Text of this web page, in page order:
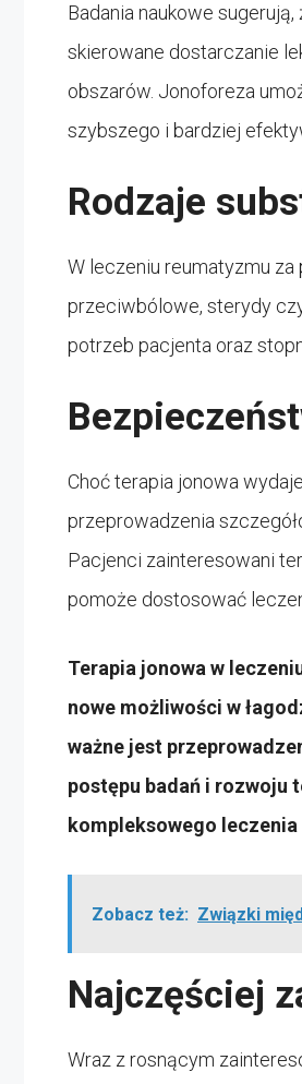
Badania naukowe
skierowane dostarczanie
obszarów. Jonoforeza
szybszego i bardziej
Rodzaje
W leczeniu reumatyzmu
przeciwbólowe, sterydy
potrzeb pacjenta oraz
Choć terapia jonowa
przeprowadzenia
Pacjenci zainteresowani
pomoże dostosować
Terapia jonowa w
nowe możliwości w
ważne jest
postępu badań i rozwoju
kompleksowego
Zobacz też: Związki
Najczęściej
Wraz z rosnącym